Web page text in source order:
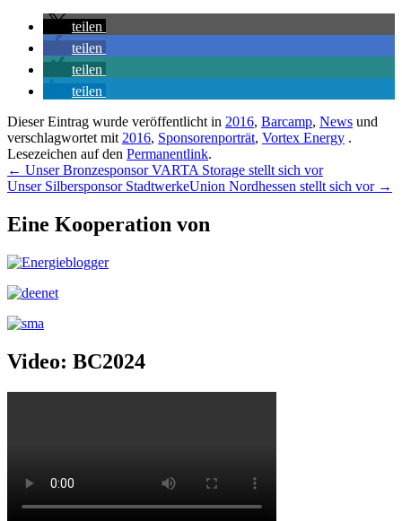
teilen
teilen
teilen
teilen
Dieser Eintrag wurde veröffentlicht in 2016, Barcamp, News und
verschlagwortet mit 2016, Sponsorenporträt, Vortex Energy .
Lesezeichen auf den Permanentlink.
Beitragsnavigation
← Unser Bronzesponsor VARTA Storage stellt sich vor
Unser Silbersponsor StadtwerkeUnion Nordhessen stellt sich vor →
Eine Kooperation von
Video: BC2024